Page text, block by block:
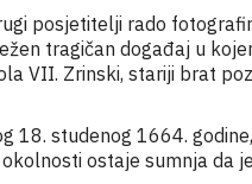
posjetitelji rado
tragičan događaj u
VII. Zrinski, stariji brat
18. studenog 1664.
ostaje sumnja da